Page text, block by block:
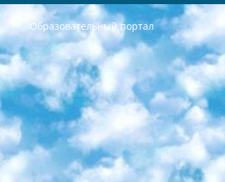
Образовательный портал
РЕСПУБЛИКА УЗБЕКИСТАН МИНИСТРЕРСТВО ДОШКОЛЬНОГО И ШКОЛЬНОГО ОБРАЗОВАНИЯ КОМАНДА в общеобразовательных учреждениях в 2023-2024 учебном году организация и проведение итоговой государственной аттестации обучающихся о Министра дошкольного и школьного образования Республики Узбекистан от 4 марта 2008 года (постановлением Минюста от 20 марта 2008 года № 1778 государственной регистрации) «Итоговое состояние учащихся общего среднего образования на основании положения об утверждении положения об аттестации общего среднего образования выпускной экзамен студентов в образовательных учреждениях в 2023-2024 учебном году В целях организации и прохождения аттестации приказываю: 1. Следующее: перечень предметов, по которым будет проводиться итоговая государственная аттестация и экзамен формы перевода согласно приложению 1; сертификаты международного образца, оценивающие уровень владения иностранными языками перечень согласно приложению 2; 2. Педагогический при специализированных образовательных учреждениях. научно-практический центр квалификации и международной оценки (Д.Давидова) 2024 г. До 25 марта: задания по предметам, по которым будет проводиться итоговая аттестация разработка и утверждение технических условий; итоговая аттестация на основании разработанного предметного задания разработка вопросов по предметам (устно и письменно), экзамен передача; общеобразовательные средние школы и специальные учебные заведения учащиеся выпускных классов школ и интернатов в агентской системе подготовка базы данных экзаменационных материалов и критериев оценки; перевод базы экзаменационных материалов на все языки обучения подать в Республиканский образовательный центр для изготовления; варианты экзаменов на основе разработанных контрольных материалов пусть будут поставлены задачи формирования. 3. Республиканский образовательный центр (Ш.Худайкулов) до 5 апреля 2024 года. до: база данных предоставленных экзаменационных материалов на все языки обучения перевод и экспертиза; для слепых, слабовидящих, глухих, слабослышащих и умственно отсталых детей учащиеся выпускных классов специализированных школ и школ-интернатов база данных экзаменационных материалов на всех преподаваемых языках подготовка критериев оценки; специализированные школы для умственно отсталых детей и технологии для учащихся выпускных классов школ-интернатов разработка соответствующих рекомендаций и критериев проведения ЕГЭ по естествознанию давать задания. 4. Педагогический при специализированных образовательных учреждениях. Научно-практический центр навыков и международной оценки (Д.Давидова), Республика образовательный центр (Худайкулов Ш.) итоговый государственный аттестационный экзамен ориентирован на творческое и логическое мышление при подготовке базы материалов учитывать введение заданий. 5. Следует отметить, что: сертификат государственного образца о знании